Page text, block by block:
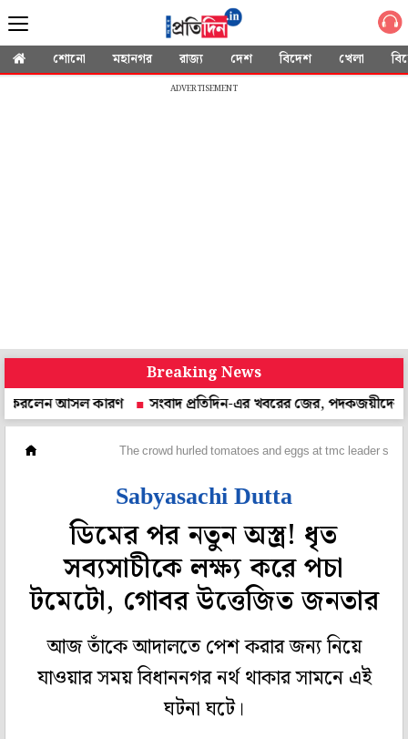
শোনো মহানগর রাজ্য দেশ বিদেশ খেলা
ADVERTISEMENT
Breaking News
আসল কারণ
সংবাদ প্রতিদিন-এর খবরের জের, পদকজয়ীদের সংবর্ধনা
The crowd hurled tomatoes and eggs at tmc leader
Sabyasachi Dutta
ডিমের পর নতুন অস্ত্র! ধৃত
সব্যসাচীকে লক্ষ্য করে পচা
টমেটো, গোবর উত্তেজিত জনতার
আজ তাঁকে আদালতে পেশ করার জন্য নিয়ে
যাওয়ার সময় বিধাননগর নর্থ থাকার সামনে এই
ঘটনা ঘটে।